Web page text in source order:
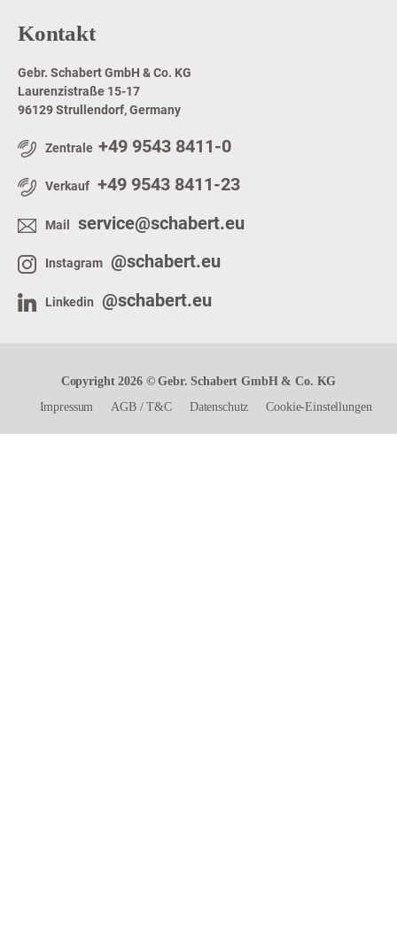
Kontakt
Gebr. Schabert GmbH & Co. KG
Laurenzistraße 15-17
96129 Strullendorf, Germany
Zentrale +49 9543 8411-0
Verkauf +49 9543 8411-23
Mail service@schabert.eu
Instagram @schabert.eu
Linkedin @schabert.eu
Copyright 2026 © Gebr. Schabert GmbH & Co. KG
Impressum
AGB/T&C Datenschutz Cookie-Einstellungen